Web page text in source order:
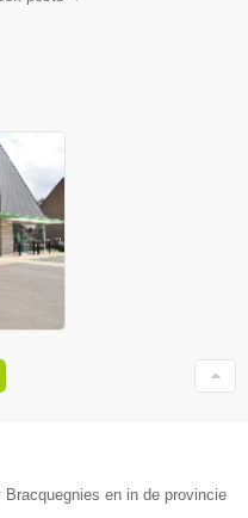
en in de provincie